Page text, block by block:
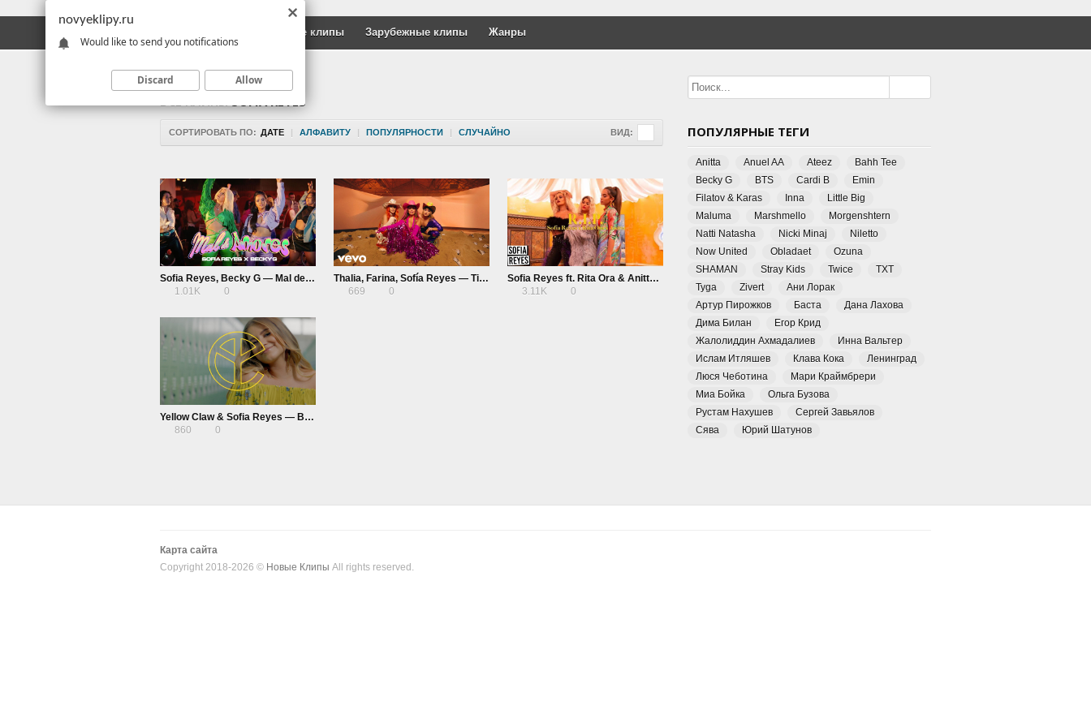
Русские клипы Зарубежные клипы Жанры
ВСЕ КЛИПЫ SOFIA REYES
СОРТИРОВАТЬ ПО: ДАТЕ | АЛФАВИТУ | ПОПУЛЯРНОСТИ | СЛУЧАЙНО ВИД:
Sofia Reyes, Becky G — Mal de Amores
1.01K
0
Thalia, Farina, Sofía Reyes — Tick Tock
669
0
Sofia Reyes ft. Rita Ora & Anitta — R.I.P.
3.11K
0
Yellow Claw & Sofia Reyes — Bittersweet
860
0
ПОПУЛЯРНЫЕ ТЕГИ
Anitta Anuel AA Ateez
Bahh Tee
Becky G
BTS Cardi B
Emin
Filatov & Karas
Inna
Little Big
Maluma
Marshmello
Morgenshtern
Natti Natasha
Nicki Minaj
Niletto
Now United
Obladaet
Ozuna
SHAMAN
Stray Kids Twice
TXT
Tyga
Zivert
Ани Лорак
Артур Пирожков
Баста
Дана Лахова
Дима Билан
Егор Крид
Жалолиддин Ахмадалиев
Инна Вальтер
Ислам Итляшев
Клава Кока
Ленинград
Люся Чеботина
Мари Краймбрери
Миа Бойка
Ольга Бузова
Рустам Нахушев
Сергей Завьялов
Сява
Юрий Шатунов
Карта сайта
Copyright 2018-2026 © Новые Клипы All rights reserved.
novyeklipy.ru
Would like to send you notifications
Discard Allow